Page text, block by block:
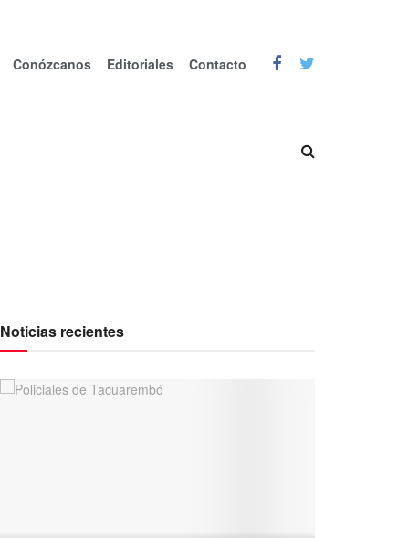
Conózcanos Editoriales Contacto
Noticias recientes